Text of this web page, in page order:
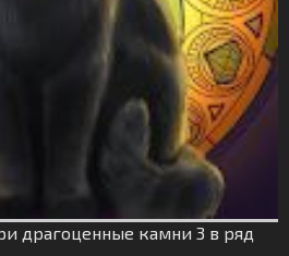
драгоценные камни 3 в ряд